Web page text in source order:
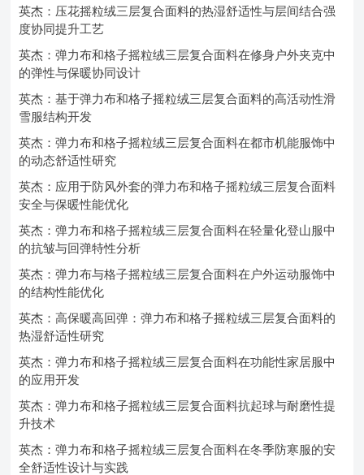
英杰：压花摇粒绒三层复合面料的热湿舒适性与层间结合强
度协同提升工艺
英杰：弹力布和格子摇粒绒三层复合面料在修身户外夹克中
的弹性与保暖协同设计
英杰：基于弹力布和格子摇粒绒三层复合面料的高活动性滑
雪服结构开发
英杰：弹力布和格子摇粒绒三层复合面料在都市机能服饰中
的动态舒适性研究
英杰：应用于防风外套的弹力布和格子摇粒绒三层复合面料
安全与保暖性能优化
英杰：弹力布和格子摇粒绒三层复合面料在轻量化登山服中
的抗皱与回弹特性分析
英杰：弹力布与格子摇粒绒三层复合面料在户外运动服饰中
的结构性能优化
英杰：高保暖高回弹：弹力布和格子摇粒绒三层复合面料的
热湿舒适性研究
英杰：弹力布和格子摇粒绒三层复合面料在功能性家居服中
的应用开发
英杰：弹力布和格子摇粒绒三层复合面料抗起球与耐磨性提
升技术
英杰：弹力布和格子摇粒绒三层复合面料在冬季防寒服的安
全舒适性设计与实践